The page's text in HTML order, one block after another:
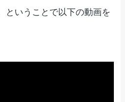
ということで以下の動画を